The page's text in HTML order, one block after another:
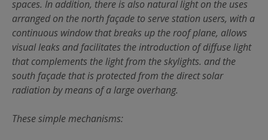
spaces. In addition, there is also natural light on the uses
arranged on the north façade to serve station users, with a
continuous window that breaks up the roof plane, allows
visual leaks and facilitates the introduction of diffuse light
that complements the light from the skylights. and the
south façade that is protected from the direct solar
radiation by means of a large overhang.
These simple mechanisms: